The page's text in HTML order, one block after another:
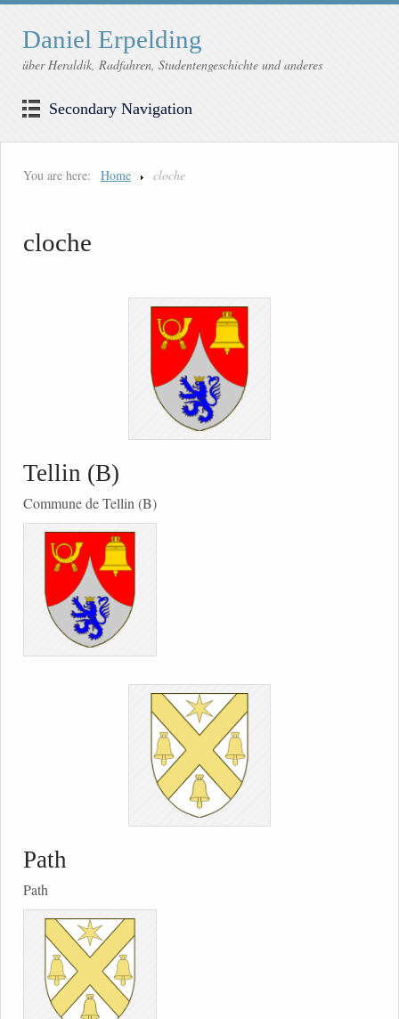
Daniel Erpelding
über Heraldik, Radfahren, Studentengeschichte und anderes
Secondary Navigation
You are here: Home cloche
cloche
Tellin (B)
Commune de Tellin (B)
Path
Path